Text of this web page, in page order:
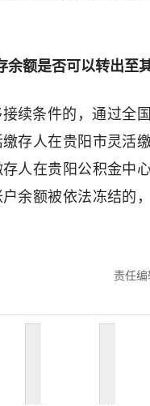
额是否可以转出至
续条件的，通过全
存人在贵阳市灵活
人在贵阳公积金中
余额被依法冻结的
责任编